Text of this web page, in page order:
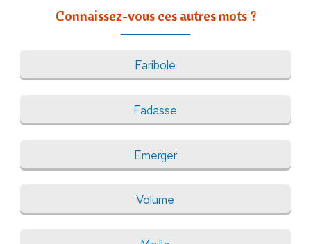
Connaissez-vous ces autres mots ?
Faribole
Fadasse
Emerger
Volume